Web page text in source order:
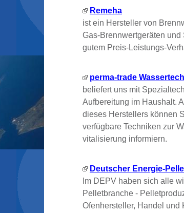
Remeha
ist ein Hersteller von
Gas-Brennwertgeräten
gutem Preis-Leistungs-
perma-trade
beliefert uns mit
Aufbereitung im Haushalt.
dieses Herstellers können
verfügbare Techniken zur
vitalisierung informiern.
Deutscher Energie-
Im DEPV haben sich alle
Pelletbranche -
Ofenhersteller, Handel und